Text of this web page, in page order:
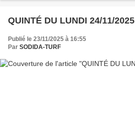
QUINTÉ DU LUNDI 24/11/2025
Publié le 23/11/2025 à 16:55
Par SODIDA-TURF